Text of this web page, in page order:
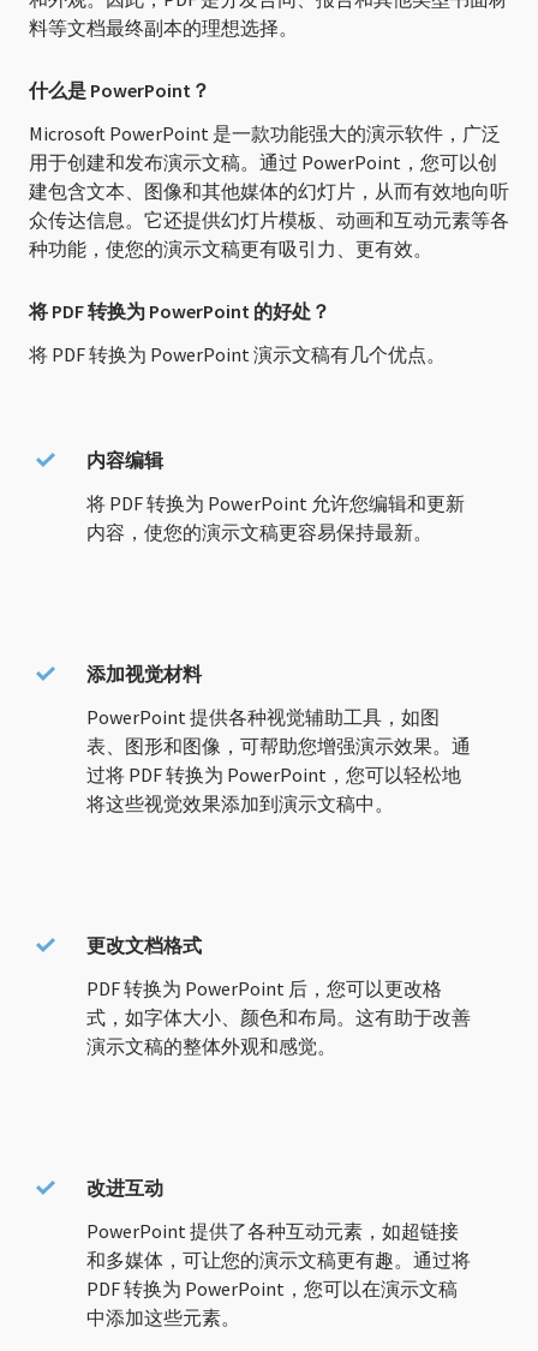
料等文档最终副本的理想选择。
什么是 PowerPoint？
Microsoft PowerPoint 是一款功能强大的演示软件，广泛
用于创建和发布演示文稿。通过 PowerPoint，您可以创
建包含文本、图像和其他媒体的幻灯片，从而有效地向听
众传达信息。它还提供幻灯片模板、动画和互动元素等各
种功能，使您的演示文稿更有吸引力、更有效。
将 PDF 转换为 PowerPoint 的好处？
将 PDF 转换为 PowerPoint 演示文稿有几个优点。
内容编辑
将 PDF 转换为 PowerPoint 允许您编辑和更新
内容，使您的演示文稿更容易保持最新。
添加视觉材料
PowerPoint 提供各种视觉辅助工具，如图
表、图形和图像，可帮助您增强演示效果。通
过将 PDF 转换为 PowerPoint，您可以轻松地
将这些视觉效果添加到演示文稿中。
更改文档格式
PDF 转换为 PowerPoint 后，您可以更改格
式，如字体大小、颜色和布局。这有助于改善
演示文稿的整体外观和感觉。
改进互动
PowerPoint 提供了各种互动元素，如超链接
和多媒体，可让您的演示文稿更有趣。通过将
PDF 转换为 PowerPoint，您可以在演示文稿
中添加这些元素。